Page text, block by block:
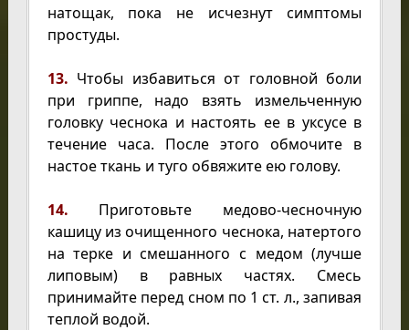
натощак, пока не исчезнут симптомы
простуды.
13. Чтобы избавиться от головной боли
при гриппе, надо взять измельченную
головку чеснока и настоять ее в уксусе в
течение часа. После этого обмочите в
настое ткань и туго обвяжите ею голову.
14. Приготовьте медово-чесночную
кашицу из очищенного чеснока, натертого
на терке и смешанного с медом (лучше
липовым) в равных частях. Смесь
принимайте перед сном по 1 ст. л., запивая
теплой водой.